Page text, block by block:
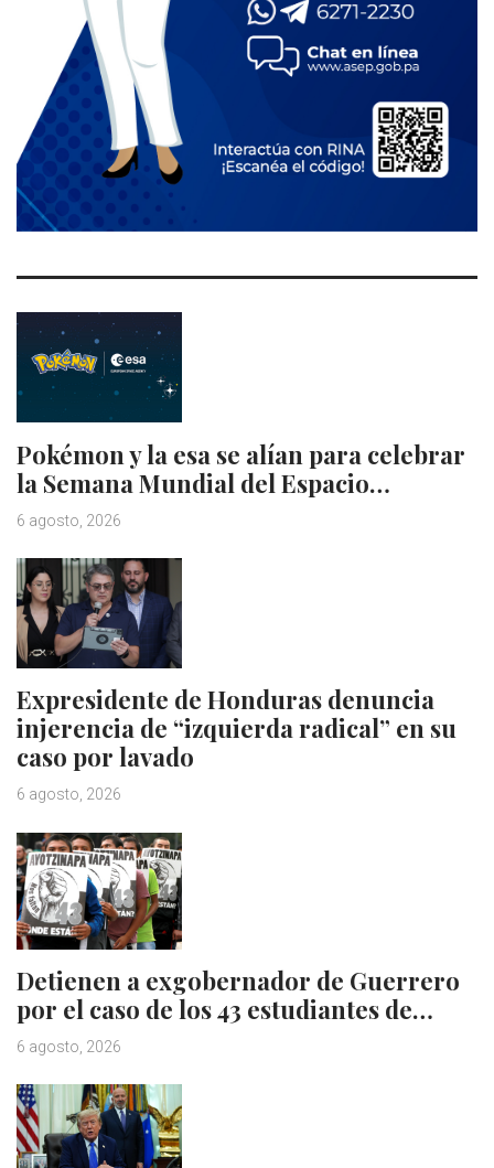
Pokémon y la esa se alían para celebrar
la Semana Mundial del Espacio…
6 agosto, 2026
Expresidente de Honduras denuncia
injerencia de “izquierda radical” en su
caso por lavado
6 agosto, 2026
Detienen a exgobernador de Guerrero
por el caso de los 43 estudiantes de…
6 agosto, 2026